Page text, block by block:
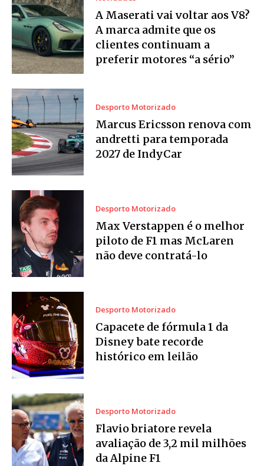
A Maserati vai voltar aos V8?
A marca admite que os
clientes continuam a
preferir motores “a sério”
Desporto Motorizado
Marcus Ericsson renova com
andretti para temporada
2027 de IndyCar
Desporto Motorizado
Max Verstappen é o melhor
piloto de F1 mas McLaren
não deve contratá-lo
Desporto Motorizado
Capacete de fórmula 1 da
Disney bate recorde
histórico em leilão
Desporto Motorizado
Flavio briatore revela
avaliação de 3,2 mil milhões
da Alpine F1